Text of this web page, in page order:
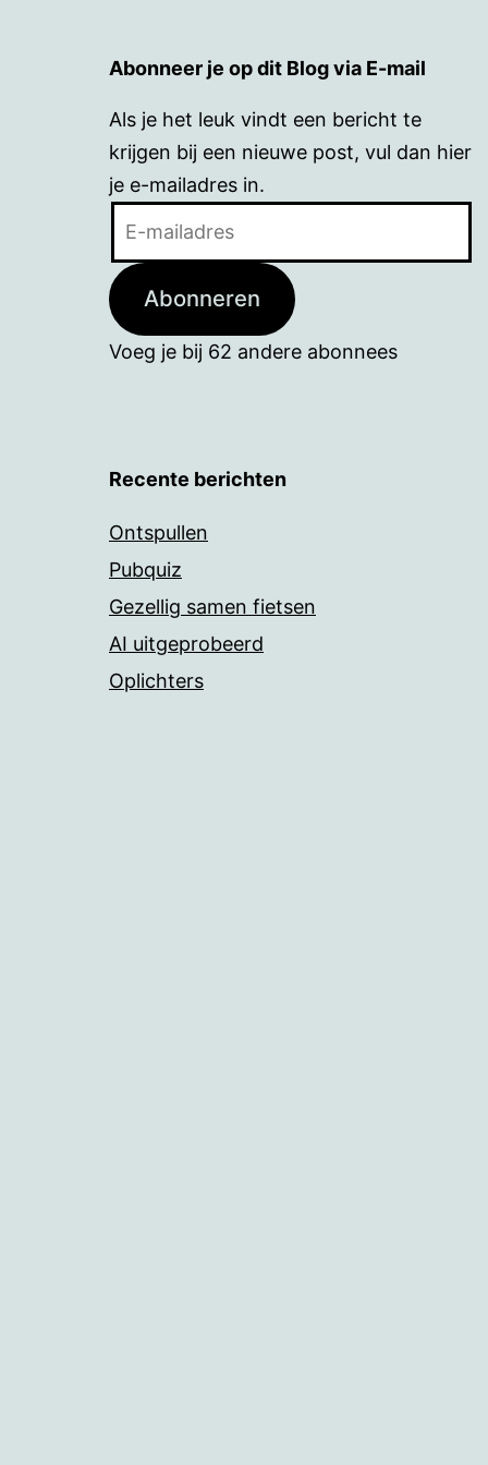
Abonneer je op dit Blog via E-mail
Als je het leuk vindt een bericht te
krijgen bij een nieuwe post, vul dan hier
je e-mailadres in.
Abonneren
Voeg je bij 62 andere abonnees
Recente berichten
Ontspullen
Pubquiz
Gezellig samen fietsen
AI uitgeprobeerd
Oplichters